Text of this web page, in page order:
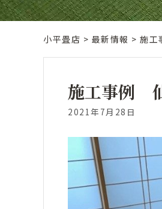
小平畳店 > 最新情報 > 施工
施工事例
2021年7月28日